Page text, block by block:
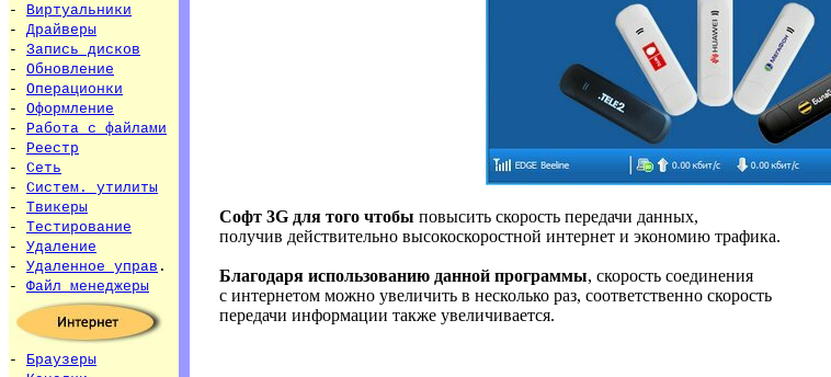
- Виртуальники
- Драйверы
- Запись дисков
- Обновление
- Операционки
- Оформление
- Работа с файлами
- Реестр
- Сеть
- Систем. утилиты
- Твикеры
- Тестирование
- Удаление
- Удаленное управ .
- Файл менеджеры
- Браузеры
Софт 3G для того чтобы повысить скорость передачи данных,
получив действительно высокоскоростной интернет и экономию трафика.
Благодаря использованию данной программы, скорость соединения
с интернетом можно увеличить в несколько раз, соответственно скорость
передачи информации также увеличивается.